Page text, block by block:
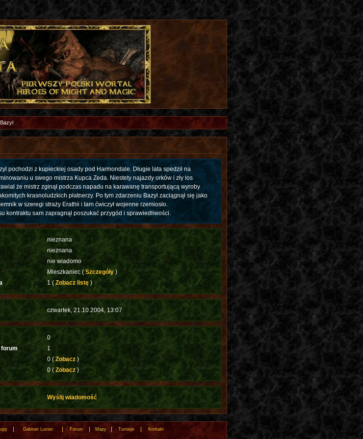
Bazyl
pochodzi z kupieckiej osady pod Harmondale. Długie lata spedził na
u swego mistrza Kupca Zeda. Niestety najazdy orków i zły los
że mistrz zginął podczas napadu na karawanę transportującą wyroby
krasnoludzkich płatnerzy. Po tym zdarzeniu Bazyl zaciągnął się jako
w szeregi straży Erathii i tam ćwiczył wojenne rzemiosło.
kontraktu sam zapragnął poszukać przygód i sprawiedliwości.
nieznana
nieznana
nie wiadomo
Mieszkaniec ( Szczegóły )
1 (Zobacz listę )
czwartek, 21.10.2004, 13:07
0
1
0 ( Zobacz )
0 ( Zobacz )
Wyślij wiadomość
Gabinet Luster Forum Mapy Turnieje Kontakt